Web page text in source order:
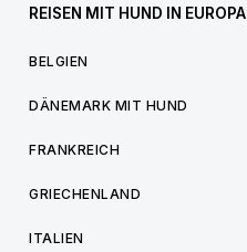
REISEN MIT HUND IN EUROPA
BELGIEN
DÄNEMARK MIT HUND
FRANKREICH
GRIECHENLAND
ITALIEN